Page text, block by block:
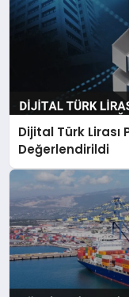
Dijital Türk Lirası
Değerlendirildi